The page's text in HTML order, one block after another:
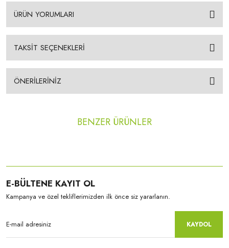
ÜRÜN YORUMLARI
TAKSİT SEÇENEKLERİ
ÖNERİLERİNİZ
BENZER ÜRÜNLER
E-BÜLTENE KAYIT OL
Kampanya ve özel tekliflerimizden ilk önce siz yararlanın.
KAYDOL